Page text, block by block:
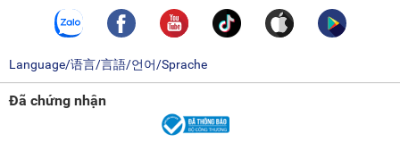
Language/语言/言語/언어/Sprache
Đã chứng nhận